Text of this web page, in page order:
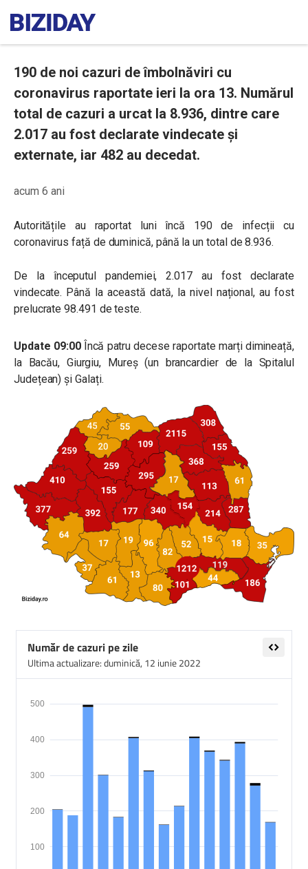
190 de noi cazuri de îmbolnăviri cu
coronavirus raportate ieri la ora 13. Numărul
total de cazuri a urcat la 8.936, dintre care
2.017 au fost declarate vindecate și
externate, iar 482 au decedat.
acum 6 ani
Autoritățile au raportat luni încă 190 de infecții cu
coronavirus față de duminică, până la un total de 8.936.
De la începutul pandemiei, 2.017 au fost declarate
vindecate. Până la această dată, la nivel național, au fost
prelucrate 98.491 de teste.
Update 09:00Încă patru decese raportate marți dimineață,
la Bacău, Giurgiu, Mureș (un brancardier de la Spitalul
Județean) și Galați.